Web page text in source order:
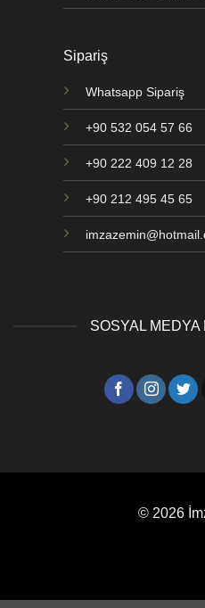
Sipariş
Whatsapp Sipariş
+90 532 054 57 66
+90 222 409 12 28
+90 212 495 45 65
SOSYAL
© 2026